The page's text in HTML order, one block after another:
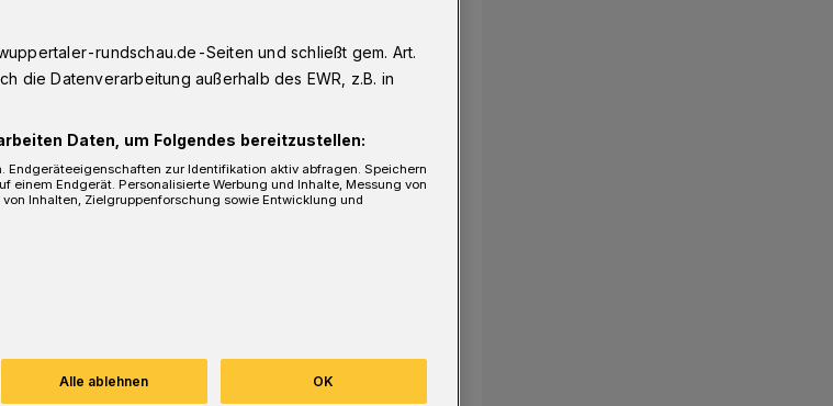
Sonneborn, wenn
Uhr in der „börse“
rundschau.de-Seiten und schließt gem. Art.
die Datenverarbeitung außerhalb des EWR, z.B. in
Daten, um Folgendes bereitzustellen:
Endgeräteeigenschaften zur Identifikation aktiv abfragen. Speichern
einem Endgerät. Personalisierte Werbung und Inhalte, Messung von
Inhalten, Zielgruppenforschung sowie Entwicklung und
Alle ablehnen OK